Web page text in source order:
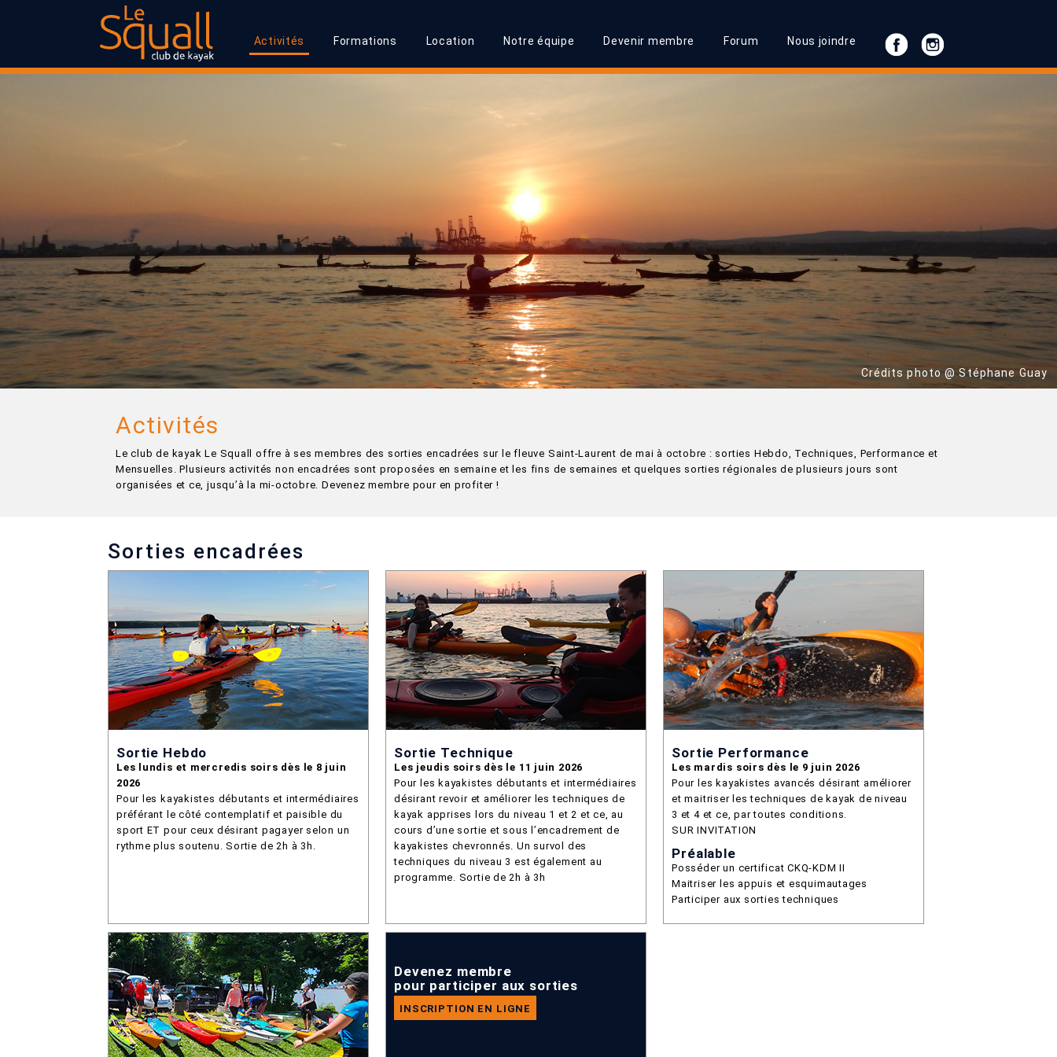
Activités Formations Location Notre équipe Devenir membre Forum Nous joindre
Crédits photo @ Stéphane Guay
Activités
Le club de kayak Le Squall offre à ses membres des sorties encadrées sur le fleuve Saint-Laurent de mai à octobre : sorties Hebdo, Techniques, Performance et
Mensuelles. Plusieurs activités non encadrées sont proposées en semaine et les fins de semaines et quelques sorties régionales de plusieurs jours sont
organisées et ce, jusqu’à la mi-octobre. Devenez membre pour en profiter !
Sorties encadrées
Sortie Hebdo
Les lundis et mercredis soirs dès le 8 juin
2026
Pour les kayakistes débutants et intermédiaires
préférant le côté contemplatif et paisible du
sport ET pour ceux désirant pagayer selon un
rythme plus soutenu. Sortie de 2h à 3h.
Sortie Technique
Les jeudis soirs dès le 11 juin 2026
Pour les kayakistes débutants et intermédiaires
désirant revoir et améliorer les techniques de
kayak apprises lors du niveau 1 et 2 et ce, au
cours d’une sortie et sous l’encadrement de
kayakistes chevronnés. Un survol des
techniques du niveau 3 est également au
programme. Sortie de 2h à 3h
Sortie Performance
Les mardis soirs dès le 9 juin 2026
Pour les kayakistes avancés désirant améliorer
et maitriser les techniques de kayak de niveau
3 et 4 et ce, par toutes conditions.
SUR INVITATION
Préalable
Posséder un certificat CKQ-KDM II
Maitriser les appuis et esquimautages
Participer aux sorties techniques
Devenez membre
pour participer aux sorties
INSCRIPTION EN LIGNE